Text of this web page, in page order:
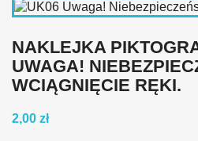
NAKLEJKA
UWAGA!
WCIĄGNIĘCIE RĘKI.
2,00 zł